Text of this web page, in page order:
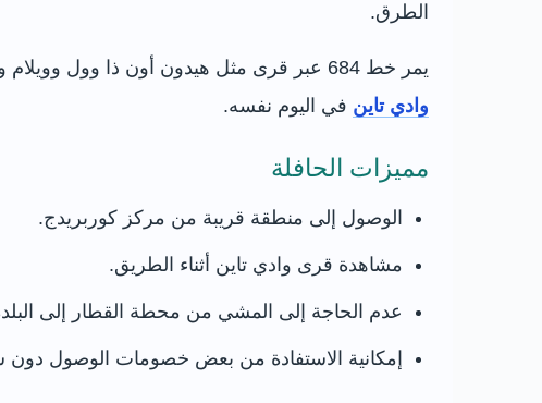
الطرق.
يمر خط 684 عبر قرى مثل هيدون أون ذا وول وويلام وأوفينغهام قبل الوصول إلى كوربريدج وهيكسهام. تتغير المواعيد والتوقفات، لذلك راجع
وادي تاين في اليوم نفسه.
مميزات الحافلة
الوصول إلى منطقة قريبة من مركز كوربريدج.
مشاهدة قرى وادي تاين أثناء الطريق.
عدم الحاجة إلى المشي من محطة القطار إلى
إمكانية الاستفادة من بعض خصومات الوصول دون